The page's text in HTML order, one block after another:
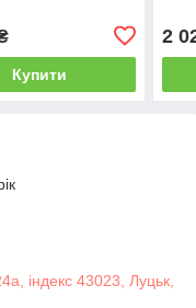
Купити
2
індекс 43023, Луцьк,